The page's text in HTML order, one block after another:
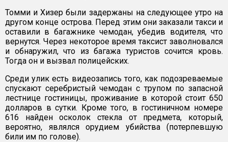
Томми и Хизер были задержаны на следующее утро на
другом конце острова. Перед этим они заказали такси и
оставили в багажнике чемодан, убедив водителя, что
вернутся. Через некоторое время таксист заволновался
и обнаружил, что из багажа туристов сочится кровь.
Тогда он и вызвал полицейских.
Среди улик есть видеозапись того, как подозреваемые
спускают серебристый чемодан с трупом по запасной
лестнице гостиницы, проживание в которой стоит 650
долларов в сутки. Кроме того, в гостиничном номере
616 найден осколок стекла от предмета, который,
вероятно, являлся орудием убийства (потерпевшую
били им по голове).